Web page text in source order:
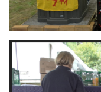
Branding
ARMCHAIR